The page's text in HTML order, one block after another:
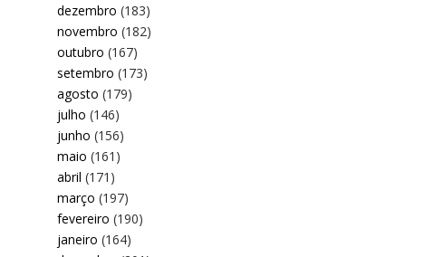
dezembro (183)
novembro (182)
outubro (167)
setembro (173)
agosto (179)
julho (146)
junho (156)
maio (161)
abril (171)
março (197)
fevereiro (190)
janeiro (164)